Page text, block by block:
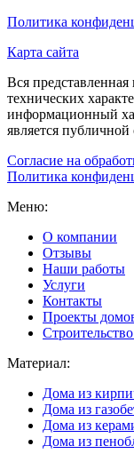
Политика
Карта сайта
Вся
технических
информационный
является публичной
Согласие на
Политика
Меню:
О компании
Отзывы
Наши работы
Услуги
Контакты
Проекты
Материал:
Дома из
Дома из
Дома из
Дома из